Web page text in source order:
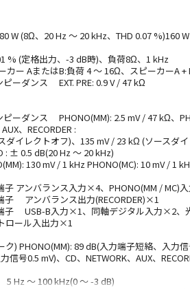
(8Ω、20 Hz ～ 20 kHz、THD 0.07 %)160 W
(定格出力、-3 dB時)、負荷8Ω、1 kHz
AまたはB:負荷 4 ～ 16Ω、スピーカーA +
ーダンス EXT. PRE: 0.9 V / 47 kΩ
ーダンス PHONO(MM): 2.5 mV / 47 kΩ、
、RECORDER :
ダイレクトオフ)、135 mV / 23 kΩ (ソースダ
± 0.5 dB(20 Hz ～ 20 kHz)
130 mV / 1 kHz PHONO(MC): 10 mV / 1
アンバランス入力×4、PHONO(MM / MC)
アンバランス出力(RECORDER)×1
子 USB-B入力×1、同軸デジタル入力×2、
ール入出力×1
) PHONO(MM): 89 dB(入力端子短絡、入力信
信号0.5 mV)、CD、NETWORK、AUX、
～ 100 kHz(0 ～ -3 dB)